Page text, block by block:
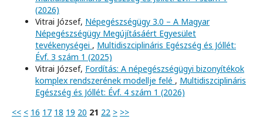
(2026)
Vitrai József, Népegészségügy 3.0 – A Magyar
Népegészségügy Megújításáért Egyesület
tevékenységei , Multidiszciplináris Egészség és Jóllét:
Évf. 3 szám 1 (2025)
Vitrai József, Fordítás: A népegészségügyi bizonyítékok
komplex rendszerének modellje felé , Multidiszciplináris
Egészség és Jóllét: Évf. 4 szám 1 (2026)
<< < 16 17 18 19 20 21 22 > >>